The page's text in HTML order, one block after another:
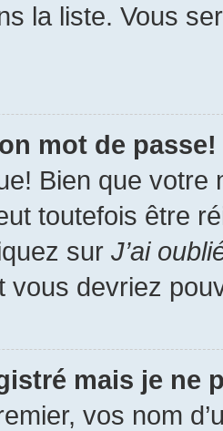
la liste. Vous
mot de passe!
Bien que
toutefois être
sur J’ai
vous devriez
mais je ne
vos nom